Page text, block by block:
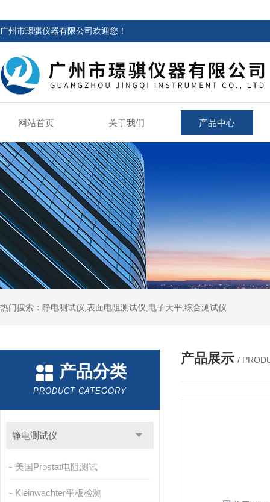
广州市璟骐仪器有限公司欢迎您！
网站首页 关于我们 产品中心
热门搜索：静电测试仪,表面电阻测试仪,电子天平,综合测试仪
产品分类
PRODUCT CATEGORY
静电测试仪
美国Prostat电阻测试
Kleinwachter平板检测
产品展示 /